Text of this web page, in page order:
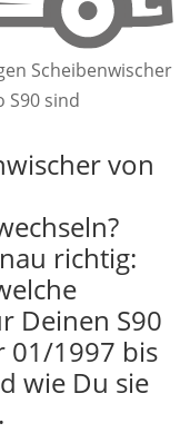
Scheibenwischer
S90 sind
von
richtig:
Deinen S90
01/1997 bis
wie Du sie